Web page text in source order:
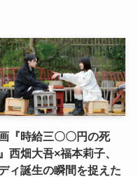
『時給三〇〇円の死
西畑大吾×福本莉子、
ィ誕生の瞬間を捉えた